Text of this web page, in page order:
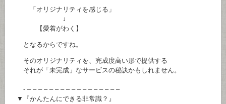
「オリジナリティを感じる」
↓
【愛着がわく】
となるからですね。
そのオリジナリティを、完成度高い形で提供する
それが「未完成」なサービスの秘訣かもしれません。
- – – – – – – – – – – – – – – – – –
▼『かんたんにできる非常識？』